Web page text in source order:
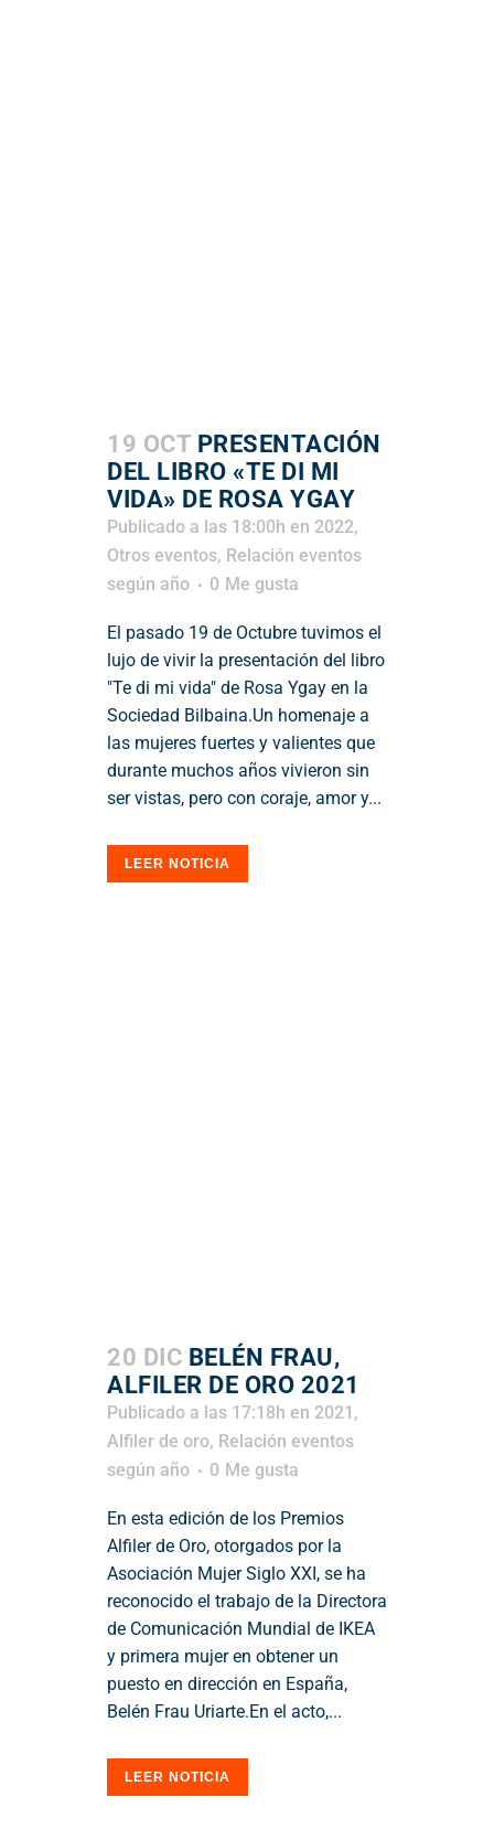
19 OCT PRESENTACIÓN
DEL LIBRO «TE DI MI
VIDA» DE ROSA YGAY
Publicado a las 18:00h en 2022,
Otros eventos, Relación eventos
según año
0 Me gusta
El pasado 19 de Octubre tuvimos el
lujo de vivir la presentación del libro
"Te di mi vida" de Rosa Ygay en la
Sociedad Bilbaina.Un homenaje a
las mujeres fuertes y valientes que
durante muchos años vivieron sin
ser vistas, pero con coraje, amor y...
LEER NOTICIA
20 DIC BELÉN FRAU,
ALFILER DE ORO 2021
Publicado a las 17:18h en 2021 ,
Alfiler de oro, Relación eventos
según año
0 Me gusta
En esta edición de los Premios
Alfiler de Oro, otorgados por la
Asociación Mujer Siglo XXI, se ha
reconocido el trabajo de la Directora
de Comunicación Mundial de IKEA
y primera mujer en obtener un
puesto en dirección en España,
Belén Frau Uriarte.En el acto,...
LEER NOTICIA